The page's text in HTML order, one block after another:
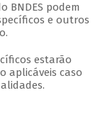
BNDES podem
e outros
estarão
aplicáveis caso